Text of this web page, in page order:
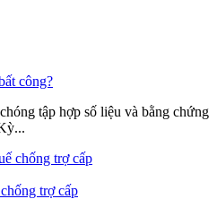
công?
tập hợp số liệu và bằng chứng
trợ cấp